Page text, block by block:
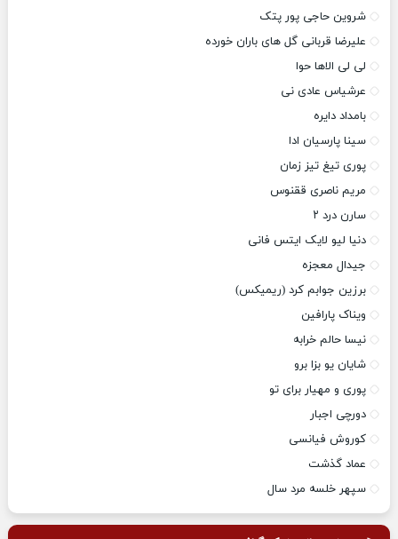
شروین حاجی پور پتک
علیرضا قربانی گل های باران خورده
لی لی الاها حوا
عرشیاس عادی نی
بامداد دایره
سینا پارسیان ادا
پوری تیغ تیز زمان
مریم ناصری ققنوس
سارن درد ۲
دنیا لیو لایک ایتس فانی
جیدال معجزه
برزین جوابم کرد (ریمیکس)
ویناک پارافین
نیسا حالم خرابه
شایان یو بزا برو
پوری و مهیار برای تو
دورچی اجبار
کوروش فیانسی
عماد گذشت
سپهر خلسه مرد سال